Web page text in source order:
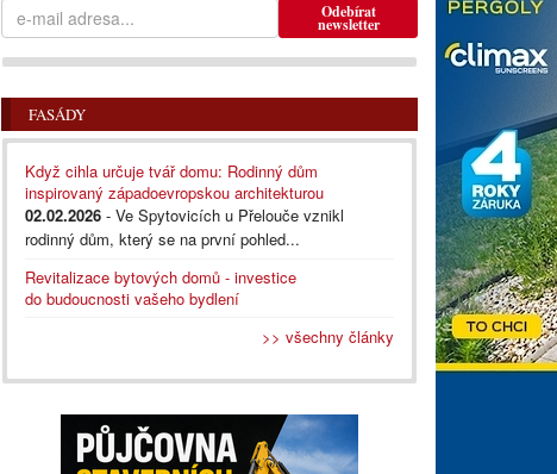
Odebírat
newsletter
FASÁDY
Když cihla určuje tvář domu: Rodinný dům
inspirovaný západoevropskou architekturou
02.02.2026 - Ve Spytovicích u Přelouče vznikl
rodinný dům, který se na první pohled...
Revitalizace bytových domů - investice
do budoucnosti vašeho bydlení
>> všechny články